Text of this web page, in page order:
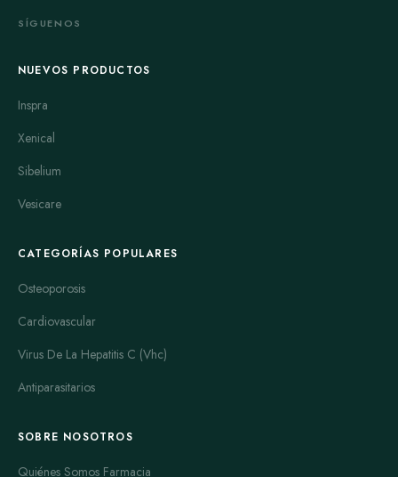
SÍGUENOS
NUEVOS PRODUCTOS
Inspra
Xenical
Sibelium
Vesicare
CATEGORÍAS POPULARES
Osteoporosis
Cardiovascular
Virus De La Hepatitis C (Vhc)
Antiparasitarios
SOBRE NOSOTROS
Quiénes Somos Farmacia